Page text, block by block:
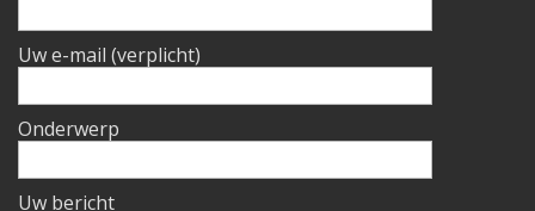
Uw e-mail (verplicht)
Onderwerp
Uw bericht